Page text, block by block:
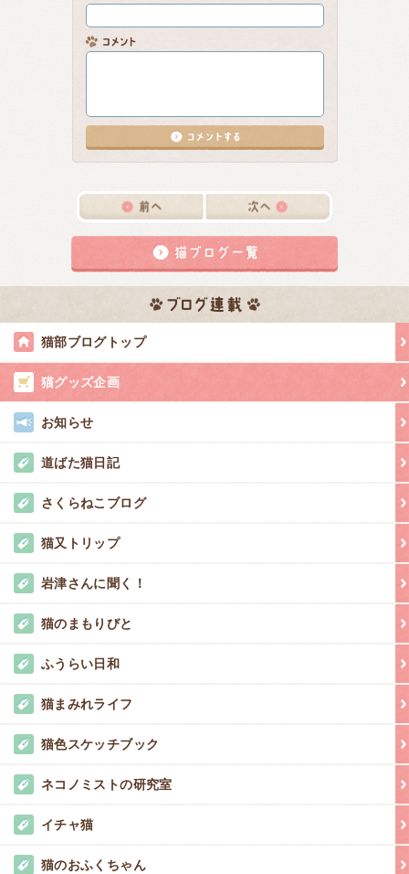
猫部ブログトップ
猫グッズ企画
お知らせ
道ばた猫日記
さくらねこブログ
猫又トリップ
岩津さんに聞く！
猫のまもりびと
ふうらい日和
猫まみれライフ
猫色スケッチブック
ネコノミストの研究室
イチャ猫
猫のおふくちゃん